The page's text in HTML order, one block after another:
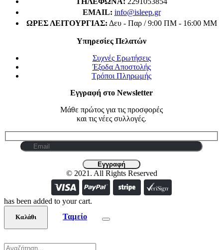
EMAIL: info@isleep.gr
ΏΡΕΣ ΛΕΙΤΟΥΡΓΊΑΣ: Δευ - Παρ / 9:00 ΠΜ - 16:00 ΜΜ
Υπηρεσίες Πελατών
Συχνές Ερωτήσεις
Έξοδα Αποστολής
Τρόποι Πληρωμής
Εγγραφή στο Newsletter
Μάθε πρώτος για τις προσφορές
και τις νέες συλλογές.
© 2021. All Rights Reserved
has been added to your cart.
Καλάθι Ταμείο